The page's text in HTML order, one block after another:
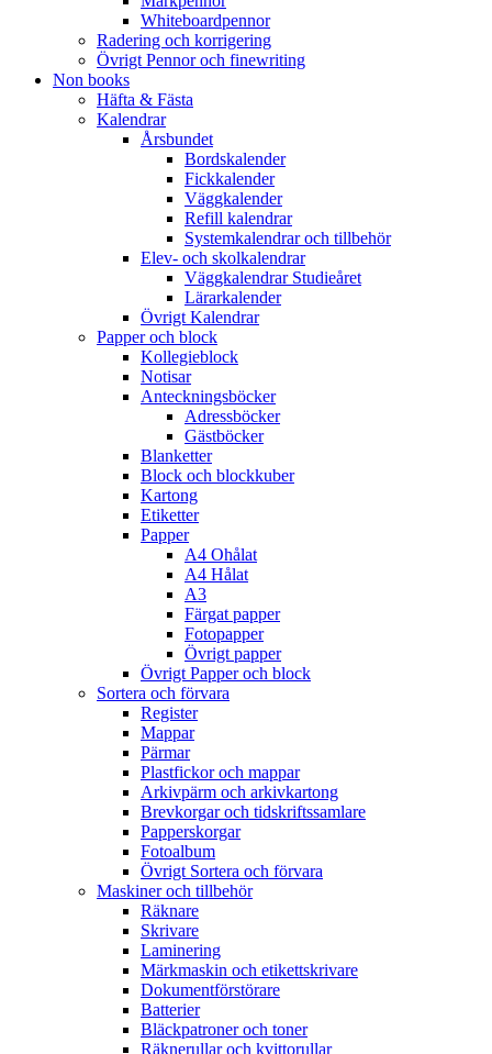
Whiteboardpennor
Radering och korrigering
Övrigt Pennor och finewriting
Non books
Häfta & Fästa
Kalendrar
Årsbundet
Bordskalender
Fickkalender
Väggkalender
Refill kalendrar
Systemkalendrar och tillbehör
Elev- och skolkalendrar
Väggkalendrar Studieåret
Lärarkalender
Övrigt Kalendrar
Papper och block
Kollegieblock
Notisar
Anteckningsböcker
Adressböcker
Gästböcker
Blanketter
Block och blockkuber
Kartong
Etiketter
Papper
A4 Ohålat
A4 Hålat
A3
Färgat papper
Fotopapper
Övrigt papper
Övrigt Papper och block
Sortera och förvara
Register
Mappar
Pärmar
Plastfickor och mappar
Arkivpärm och arkivkartong
Brevkorgar och tidskriftssamlare
Papperskorgar
Fotoalbum
Övrigt Sortera och förvara
Maskiner och tillbehör
Räknare
Skrivare
Laminering
Märkmaskin och etikettskrivare
Dokumentförstörare
Batterier
Bläckpatroner och toner
Räknerullar och kvittorullar